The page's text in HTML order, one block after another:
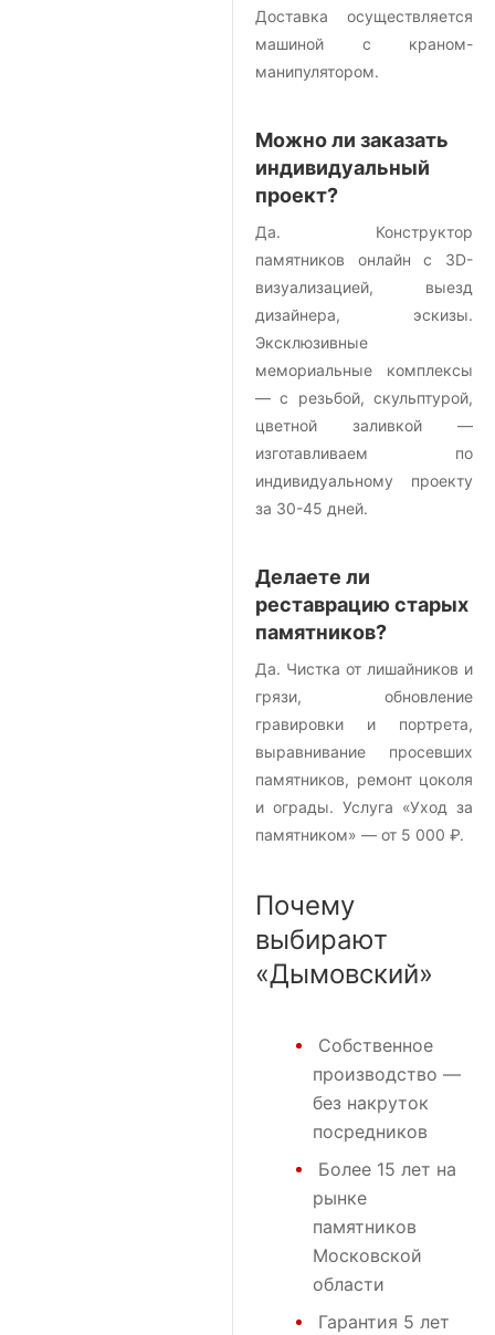
Доставка осуществляется
машиной с краном-
манипулятором.
Можно ли заказать
индивидуальный
проект?
Да. Конструктор
памятников онлайн с 3D-
визуализацией, выезд
дизайнера, эскизы.
Эксклюзивные
мемориальные комплексы
— с резьбой, скульптурой,
цветной заливкой —
изготавливаем по
индивидуальному проекту
за 30-45 дней.
Делаете ли
реставрацию старых
памятников?
Да. Чистка от лишайников и
грязи, обновление
гравировки и портрета,
выравнивание просевших
памятников, ремонт цоколя
и ограды. Услуга «Уход за
памятником» — от 5 000 ₽.
Почему
выбирают
«Дымовский»
Собственное
производство —
без накруток
посредников
Более 15 лет на
рынке
памятников
Московской
области
Гарантия 5 лет